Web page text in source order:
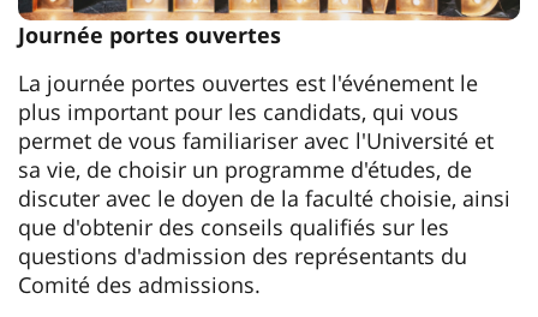
Journée portes ouvertes
La journée portes ouvertes est l'événement le
plus important pour les candidats, qui vous
permet de vous familiariser avec l'Université et
sa vie, de choisir un programme d'études, de
discuter avec le doyen de la faculté choisie, ainsi
que d'obtenir des conseils qualifiés sur les
questions d'admission des représentants du
Comité des admissions.